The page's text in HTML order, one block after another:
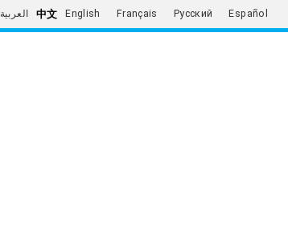
العربية 中文 English Français Русский Español